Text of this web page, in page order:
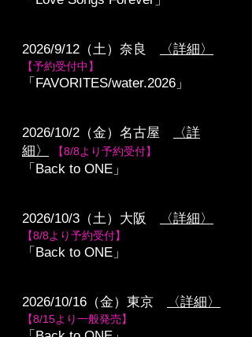
2026/9/12（土）奈良 〈詳細〉
【予約受付中】
「FAVORITES/water.2026」
2026/10/2（金）名古屋
〈詳
細〉
【8/8より予約受付】
​「Back to ONE」
2026/10/3（土）大阪 〈詳細〉
【8/8より予約受付】
「Back to ONE」
2026/10/16（金）東京 〈詳細〉
【8/15より一般発売】